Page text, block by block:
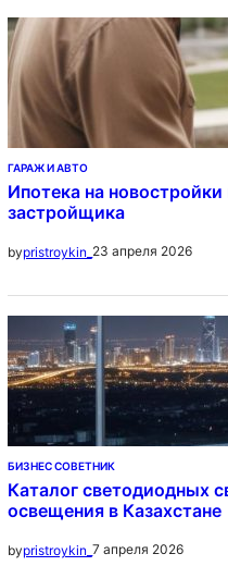
ГАРАЖ И АВТО
Ипотека на
застройщика
bypristroykin_ 23 апреля 2026
БИЗНЕС СОВЕТНИК
Каталог светодиодных
освещения в Казахстане
bypristroykin_ 7 апреля 2026